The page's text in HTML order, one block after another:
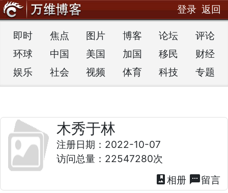
登录 返回
即时 焦点 图片 博客 论坛
评论
环球
中国 美国 加国 移民
财经
娱乐
社会 视频 体育 科技 专题
木秀于林
注册日期：2022-10-07
访问总量：22547280次
photo_album 相册 textsms留言